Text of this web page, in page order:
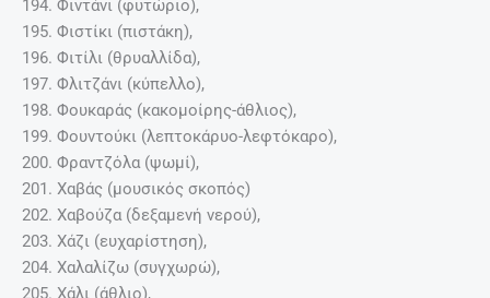
194. Φιντάνι (φυτώριο),
195. Φιστίκι (πιστάκη),
196. Φιτίλι (θρυαλλίδα),
197. Φλιτζάνι (κύπελλο),
198. Φουκαράς (κακομοίρης-άθλιος),
199. Φουντούκι (λεπτοκάρυο-λεφτόκαρο),
200. Φραντζόλα (ψωμί),
201. Χαβάς (μουσικός σκοπός)
202. Χαβούζα (δεξαμενή νερού),
203. Χάζι (ευχαρίστηση),
204. Χαλαλίζω (συγχωρώ),
205. Χάλι (άθλιο),